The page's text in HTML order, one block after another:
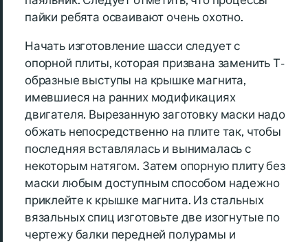
пайки ребята осваивают очень охотно.
Начать изготовление шасси следует с
опорной плиты, которая призвана заменить Т-
образные выступы на крышке магнита,
имевшиеся на ранних модификациях
двигателя. Вырезанную заготовку маски надо
обжать непосредственно на плите так, чтобы
последняя вставлялась и вынималась с
некоторым натягом. Затем опорную плиту без
маски любым доступным способом надежно
приклейте к крышке магнита. Из стальных
вязальных спиц изготовьте две изогнутые по
чертежу балки передней полурамы и